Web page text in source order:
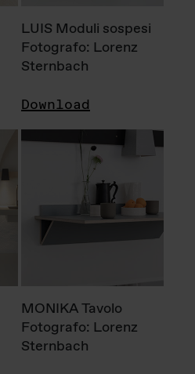
LUIS Moduli sospesi
Fotografo: Lorenz
Sternbach
Download
MONIKA Tavolo
Fotografo: Lorenz
Sternbach